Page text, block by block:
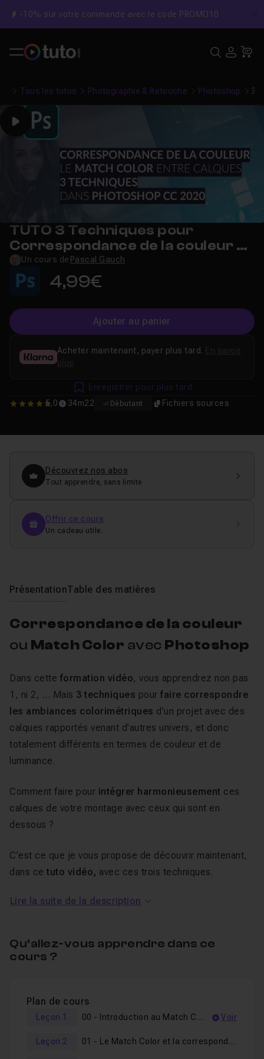
-10% sur votre commande avec le code PROMO10
Tous les tutos Photographie & Retouche Photoshop 3
Play
TUTO 3 Techniques pour
Correspondance de la couleur ou
Match Color avec Photoshop
Un cours de Pascal Gauch
4,99€
Ajouter au panier
5 5,0 34m22 Débutant Fichiers sources
Acheter maintenant, payer plus tard.
plus
Enregistrer pour plus tard
Découvrez nos abos
Tout apprendre, sans limite
Offrir ce cours
Un cadeau utile.
PrésentationTable des matières
Correspondance de la couleur
ou Match Color avec Photoshop
Dans cette formation vidéo, vous apprendrez non pas
1, ni 2, … Mais 3 techniques pour faire correspondre
les ambiances colorimétriques d’un projet avec des
calques rapportés venant d’autres univers, et donc
totalement différents en termes de couleur et de
luminance.
Comment faire pour intégrer harmonieusement ces
calques de votre montage avec ceux qui sont en
dessous ?
C’est ce que je vous propose de découvrir maintenant,
dans ce tuto vidéo, avec ces trois techniques.
Dans ce projet, nous aborderons les
Réglages d’une image,
Application des modes de fusion comme aide
technique à la réalisation,
Interprétation de la luminance au travers des
Lire la suite de la description
Qu’allez-vous apprendre dans ce
cours ?
Plan de cours
Leçon 1 00 - Introduction au Match Color Voir
Leçon 2 01 - Le Match Color et la correspondance de la couleur